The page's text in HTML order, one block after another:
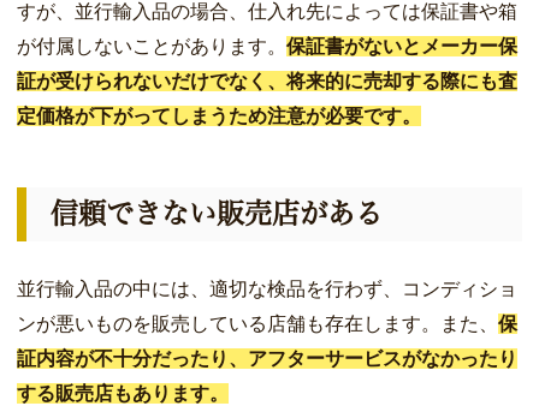
すが、並行輸入品の場合、仕入れ先によっては保証書や箱
が付属しないことがあります。保証書がないとメーカー保
証が受けられないだけでなく、将来的に売却する際にも査
定価格が下がってしまうため注意が必要です。
信頼できない販売店がある
並行輸入品の中には、適切な検品を行わず、コンディショ
ンが悪いものを販売している店舗も存在します。また、保
証内容が不十分だったり、アフターサービスがなかったり
する販売店もあります。